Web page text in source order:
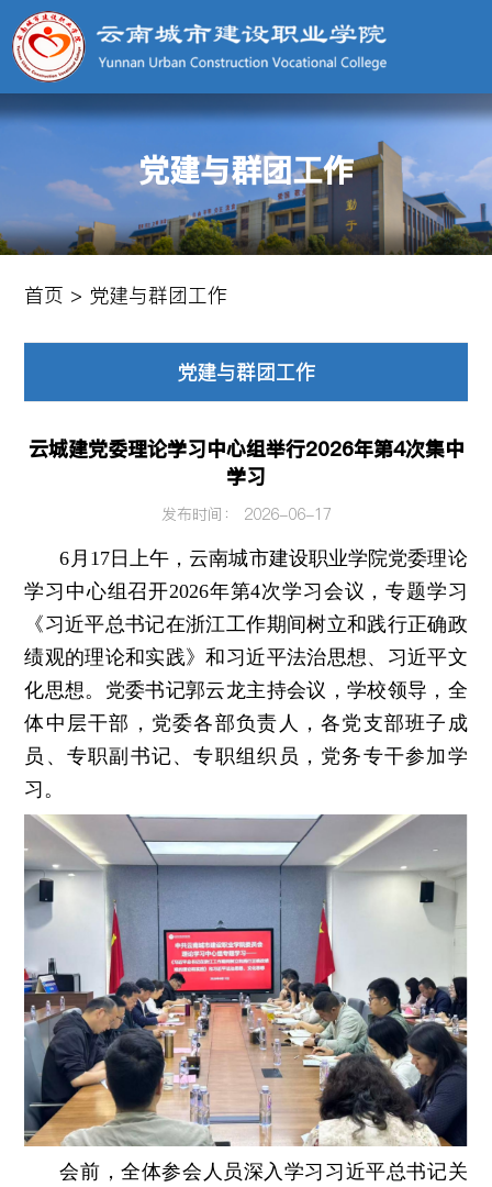
党建与群团工作
首页 > 党建与群团工作
党建与群团工作
云城建党委理论学习中心组举行2026年第4次集中
学习
发布时间： 2026-06-17
6月17日上午，云南城市建设职业学院党委理论
学习中心组召开2026年第4次学习会议，专题学习
《习近平总书记在浙江工作期间树立和践行正确政
绩观的理论和实践》和习近平法治思想、习近平文
化思想。党委书记郭云龙主持会议，学校领导，全
体中层干部，党委各部负责人，各党支部班子成
员、专职副书记、专职组织员，党务专干参加学
习。
会前，全体参会人员深入学习习近平总书记关